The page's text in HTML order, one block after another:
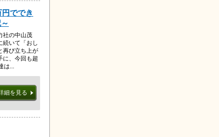
ででき
社の中山茂
続いて「おし
再び立ち上が
に、今回も超
...
細を見る